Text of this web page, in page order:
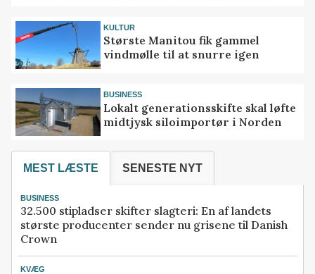
KULTUR
Største Manitou fik gammel
vindmølle til at snurre igen
BUSINESS
Lokalt generationsskifte skal løfte
midtjysk siloimportør i Norden
MEST LÆSTE SENESTE NYT
BUSINESS
32.500 stipladser skifter slagteri: En af landets
største producenter sender nu grisene til Danish
Crown
KVÆG